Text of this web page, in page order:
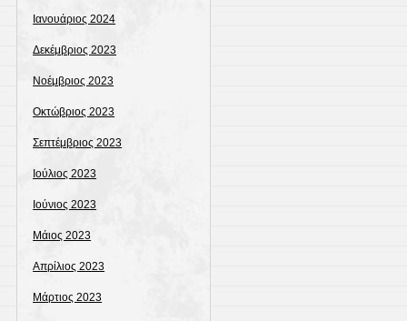
Ιανουάριος 2024
Δεκέμβριος 2023
Νοέμβριος 2023
Οκτώβριος 2023
Σεπτέμβριος 2023
Ιούλιος 2023
Ιούνιος 2023
Μάιος 2023
Απρίλιος 2023
Μάρτιος 2023